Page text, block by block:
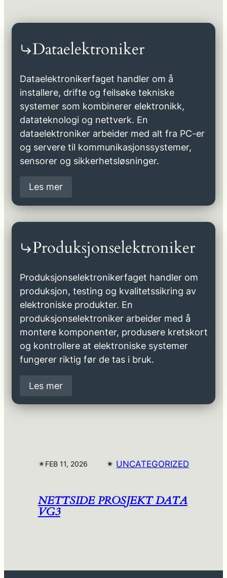
Dataelektroniker
Dataelektronikerfaget handler om å
installere, drifte og feilsøke tekniske
systemer som kombinerer elektronikk,
datateknologi og nettverk. En
dataelektroniker arbeider med alt fra PC-er
og servere til kommunikasjonssystemer,
sensorer og sikkerhetsløsninger.
Les mer
Produksjonselektroniker
Produksjonselektronikerfaget handler om
produksjon, testing og kvalitetssikring av
elektroniske produkter. En
produksjonselektroniker arbeider med å
montere komponenter, produsere kretskort
og kontrollere at elektroniske systemer
fungerer riktig før de tas i bruk.
Les mer
✴︎FEB 11, 2026 ✴︎ UNCATEGORIZED
NETTSIDE PROSJEKT DATA
VG3